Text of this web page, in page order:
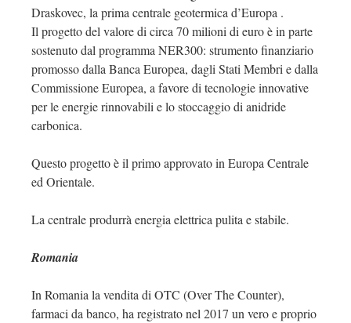
Draskovec, la prima centrale geotermica d’Europa .
Il progetto del valore di circa 70 milioni di euro è in parte
sostenuto dal programma NER300: strumento finanziario
promosso dalla Banca Europea, dagli Stati Membri e dalla
Commissione Europea, a favore di tecnologie innovative
per le energie rinnovabili e lo stoccaggio di anidride
carbonica.
Questo progetto è il primo approvato in Europa Centrale
ed Orientale.
La centrale produrrà energia elettrica pulita e stabile.
Romania
In Romania la vendita di OTC (Over The Counter),
farmaci da banco, ha registrato nel 2017 un vero e proprio